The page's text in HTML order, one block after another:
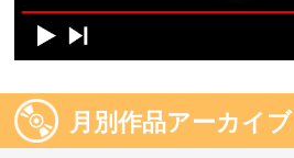
月別作品アーカイブ